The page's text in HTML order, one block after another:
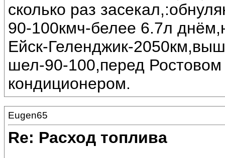
сколько раз
90-100кмч-белее 6.7л
Ейск-Геленджик-
шел-90-100,перед
кондиционером.
Eugen65
Re: Расход топлива